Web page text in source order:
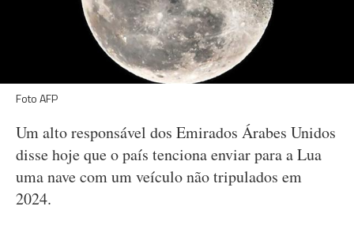
Foto AFP
Um alto responsável dos Emirados Árabes Unidos
disse hoje que o país tenciona enviar para a Lua
uma nave com um veículo não tripulados em
2024.